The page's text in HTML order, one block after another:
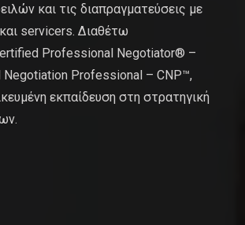
και τις διαπραγματεύσεις με
servicers. Διαθέτω
Professional Negotiator® –
Negotiation Professional – CNP™,
εκπαίδευση στη στρατηγική